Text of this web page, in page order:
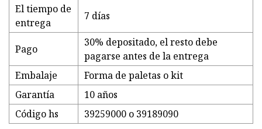
El tiempo de
entrega
7 días
Pago
30% depositado, el resto debe
pagarse antes de la entrega
Embalaje
Forma de paletas o kit
Garantía
10 años
Código hs
39259000 o 39189090